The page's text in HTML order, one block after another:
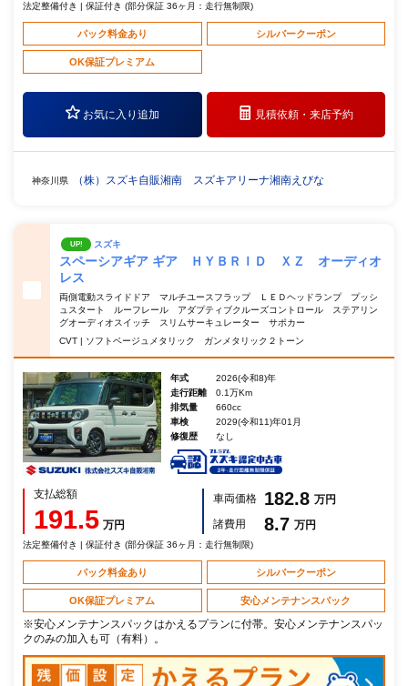
法定整備付き | 保証付き (部分保証 36ヶ月：走行無制限)
パック料金あり シルバークーポン
OK保証プレミアム
お気に入り追加 見積依頼・来店予約
神奈川県 （株）スズキ自販湘南 スズキアリーナ湘南えびな
UP! スズキ
スペーシアギア ギア ＨＹＢＲＩＤ ＸＺ オーディオ
レス
両側電動スライドドア マルチユースフラップ ＬＥＤヘッドランプ プッシ
ュスタート ルーフレール アダプティブクルーズコントロール ステアリン
グオーディオスイッチ スリムサーキュレーター サポカー
CVT | ソフトベージュメタリック ガンメタリック２トーン
年式
2026(令和8)年
走行距離
0.1万Km
排気量
660cc
車検
2029(令和11)年01月
修復歴
なし
支払総額
191.5 万円
車両価格 182.8 万円
諸費用
8.7 万円
法定整備付き | 保証付き (部分保証 36ヶ月：走行無制限)
パック料金あり シルバークーポン
OK保証プレミアム 安心メンテナンスパック
※安心メンテナンスパックはかえるプランに付帯。安心メンテナンスパッ
クのみの加入も可（有料）。